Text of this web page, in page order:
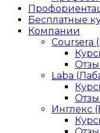
Бесплатные
Компании
Coursera
Laba
Инглекс